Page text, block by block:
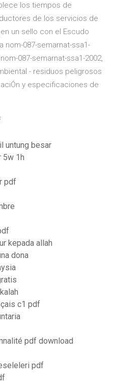
los tiempos de
de los servicios de
un sello con el Escudo
nom-087-semarnat-ssa1-
087-semarnat-ssa1-2002,
- residuos peligrosos
y especificaciones de
untung besar
5w 1h
pdf
kepada allah
dona
c1 pdf
pdf download
pdf